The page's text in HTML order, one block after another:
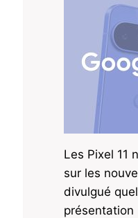
Les Pixel 11
sur les
divulgué
présentation